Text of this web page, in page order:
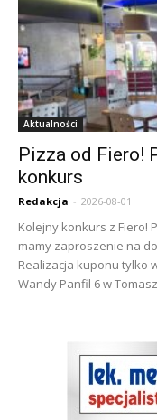
Aktualności
Pizza od Fiero!
konkurs
Redakcja - 2026-08-01
Kolejny konkurs z Fiero!
mamy zaproszenie na
Realizacja kuponu tylko
Wandy Panfil 6 w